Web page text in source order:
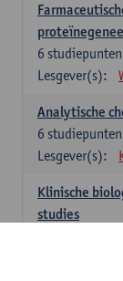
6 studiepunten
Lesgever(s):
Analytische
6 studiepunten
Lesgever(s):
Klinische
studies